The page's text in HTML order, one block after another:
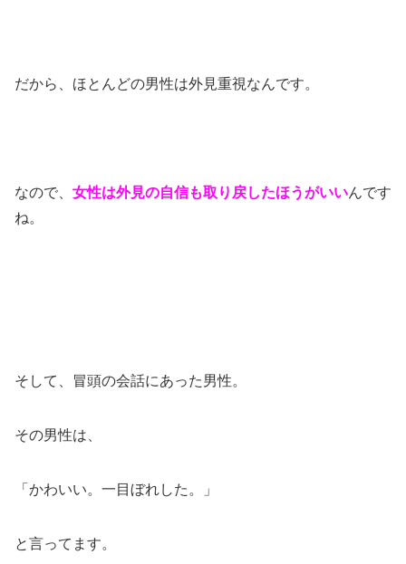
だから、ほとんどの男性は外見重視なんです。
なので、 女性は外見の自信も取り戻したほうがいいんです
ね。
そして、冒頭の会話にあった男性。
その男性は、
「かわいい。一目ぼれした。」
と言ってます。